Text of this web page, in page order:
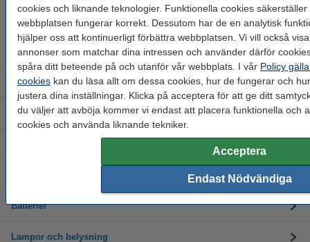
cookies och liknande teknologier. Funktionella cookies säkerställer
webbplatsen fungerar korrekt. Dessutom har de en analytisk
hjälper oss att kontinuerligt förbättra webbplatsen. Vi vill också
annonser som matchar dina intressen och använder därför
spåra ditt beteende på och utanför vår webbplats. I vår Policy
cookies kan du läsa allt om dessa cookies, hur de fungerar och
justera dina inställningar. Klicka på acceptera för att ge ditt
du väljer att avböja kommer vi endast att placera funktionella och
cookies och använda liknande tekniker.
Acceptera
Endast Nödvändiga
Helgfria vardagar från kl. 9:00 till 16:00
Bläckpatroner
Tonerkassetter
Kontorsmaterial
Batterier
Lampor och belysning